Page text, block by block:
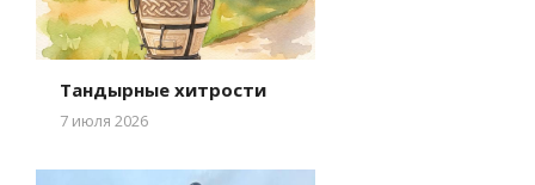
Тандырные хитрости
7 июля 2026